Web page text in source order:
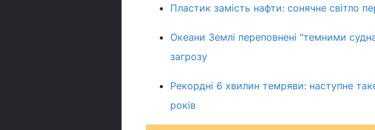
Пластик замість нафти: сонячне світло
Океани Землі переповнені "темними
загрозу
Рекордні 6 хвилин темряви: наступне
років